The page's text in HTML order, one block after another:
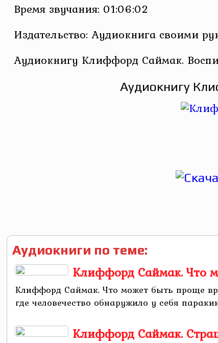
Время звучания: 01:06:02
Издательство: Аудиокнига своими
Аудиокнигу Клиффорд Саймак.
Аудиокнигу
Аудиокниги по теме:
Клиффорд Саймак. Что
Клиффорд Саймак. Что может быть проще
где человечество обнаружило у себя
Клиффорд Саймак.